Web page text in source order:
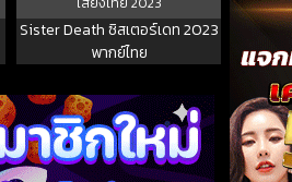
Sister Death ซิสเตอร์เดท 2023
พากย์ไทย